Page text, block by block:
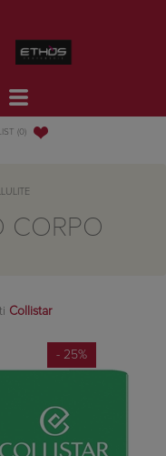
(0)
CORPO
Collistar
- 25%